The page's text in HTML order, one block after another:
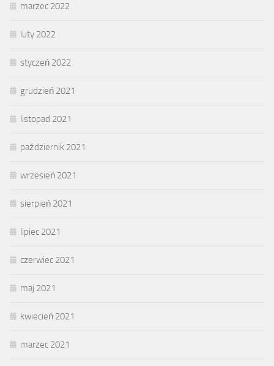
marzec 2022
luty 2022
styczeń 2022
grudzień 2021
listopad 2021
październik 2021
wrzesień 2021
sierpień 2021
lipiec 2021
czerwiec 2021
maj 2021
kwiecień 2021
marzec 2021